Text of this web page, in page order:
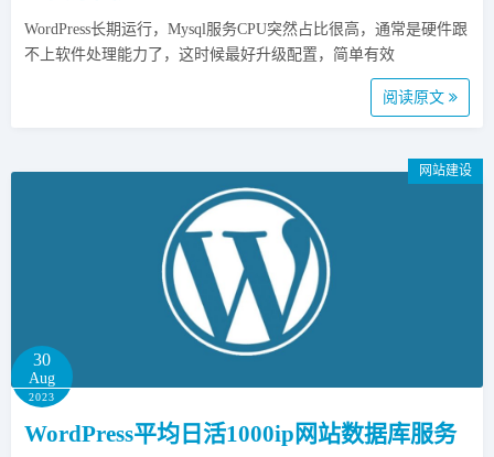
WordPress长期运行，Mysql服务CPU突然占比很高，通常是硬件跟
不上软件处理能力了，这时候最好升级配置，简单有效
阅读原文
网站建设
30
Aug
2023
WordPress平均日活1000ip网站数据库服务